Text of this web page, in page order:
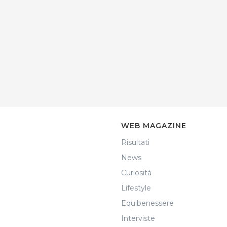
WEB MAGAZINE
Risultati
News
Curiosità
Lifestyle
Equibenessere
Interviste